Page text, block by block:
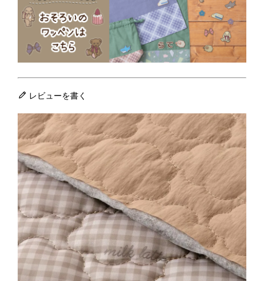
レビューを書く